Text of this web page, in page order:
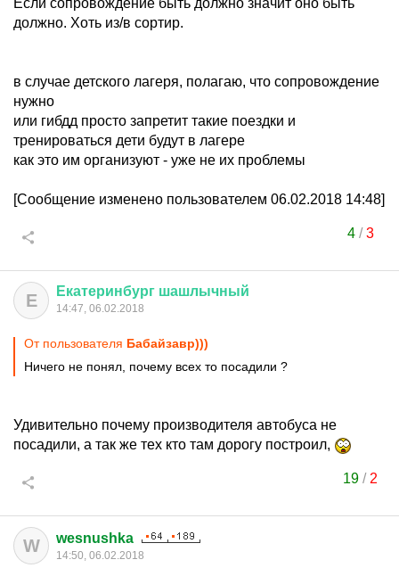
Если сопровождение быть должно значит оно быть
должно. Хоть из/в сортир.
в случае детского лагеря, полагаю, что сопровождение
нужно
или гибдд просто запретит такие поездки и
тренироваться дети будут в лагере
как это им организуют - уже не их проблемы
[Сообщение изменено пользователем 06.02.2018 14:48]
4/3
Е Екатеринбург шашлычный
14:47, 06.02.2018
От пользователя Бабайзавр)))
Ничего не понял, почему всех то посадили ?
Удивительно почему производителя автобуса не
посадили, а так же тех кто там дорогу построил,
19 / 2
W wesnushka
14:50, 06.02.2018